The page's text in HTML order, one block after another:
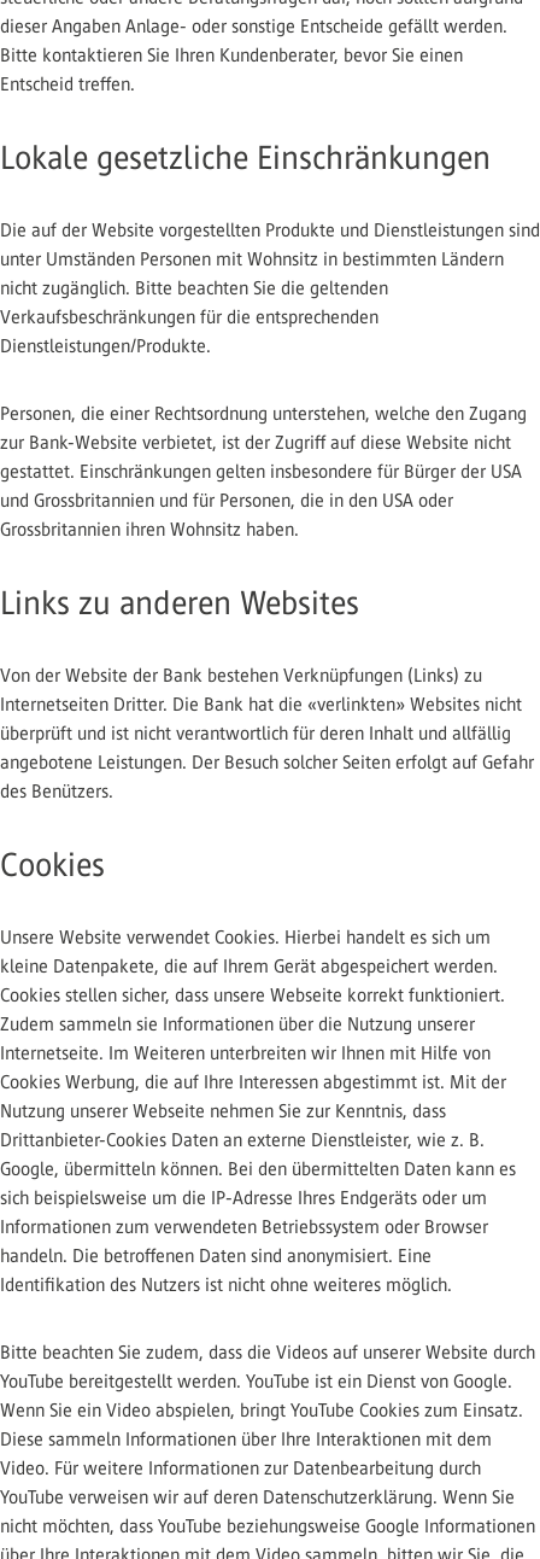
dieser Angaben Anlage- oder sonstige Entscheide gefällt werden.
Bitte kontaktieren Sie Ihren Kundenberater, bevor Sie einen
Entscheid treffen.
Lokale gesetzliche Einschränkungen
Die auf der Website vorgestellten Produkte und Dienstleistungen sind
unter Umständen Personen mit Wohnsitz in bestimmten Ländern
nicht zugänglich. Bitte beachten Sie die geltenden
Verkaufsbeschränkungen für die entsprechenden
Dienstleistungen/Produkte.
Personen, die einer Rechtsordnung unterstehen, welche den Zugang
zur Bank-Website verbietet, ist der Zugriff auf diese Website nicht
gestattet. Einschränkungen gelten insbesondere für Bürger der USA
und Grossbritannien und für Personen, die in den USA oder
Grossbritannien ihren Wohnsitz haben.
Links zu anderen Websites
Von der Website der Bank bestehen Verknüpfungen (Links) zu
Internetseiten Dritter. Die Bank hat die «verlinkten» Websites nicht
überprüft und ist nicht verantwortlich für deren Inhalt und allfällig
angebotene Leistungen. Der Besuch solcher Seiten erfolgt auf Gefahr
des Benützers.
Cookies
Unsere Website verwendet Cookies. Hierbei handelt es sich um
kleine Datenpakete, die auf Ihrem Gerät abgespeichert werden.
Cookies stellen sicher, dass unsere Webseite korrekt funktioniert.
Zudem sammeln sie Informationen über die Nutzung unserer
Internetseite. Im Weiteren unterbreiten wir Ihnen mit Hilfe von
Cookies Werbung, die auf Ihre Interessen abgestimmt ist. Mit der
Nutzung unserer Webseite nehmen Sie zur Kenntnis, dass
Drittanbieter-Cookies Daten an externe Dienstleister, wie z. B.
Google, übermitteln können. Bei den übermittelten Daten kann es
sich beispielsweise um die IP-Adresse Ihres Endgeräts oder um
Informationen zum verwendeten Betriebssystem oder Browser
handeln. Die betroffenen Daten sind anonymisiert. Eine
Identifikation des Nutzers ist nicht ohne weiteres möglich.
Bitte beachten Sie zudem, dass die Videos auf unserer Website durch
YouTube bereitgestellt werden. YouTube ist ein Dienst von Google.
Wenn Sie ein Video abspielen, bringt YouTube Cookies zum Einsatz.
Diese sammeln Informationen über Ihre Interaktionen mit dem
Video. Für weitere Informationen zur Datenbearbeitung durch
YouTube verweisen wir auf deren Datenschutzerklärung. Wenn Sie
nicht möchten, dass YouTube beziehungsweise Google Informationen
über Ihre Interaktionen mit dem Video sammeln, bitten wir Sie, die